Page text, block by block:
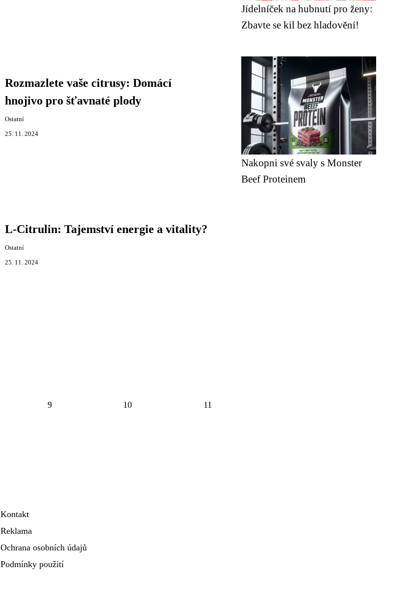
Rozmazlete vaše citrusy: Domácí
hnojivo pro šťavnaté plody
Ostatní
25. 11. 2024
L-Citrulin: Tajemství energie a vitality?
Ostatní
25. 11. 2024
9 10 11
Jídelníček na hubnutí pro ženy:
Zbavte se kil bez hladovění!
Nakopni své svaly s Monster
Beef Proteinem
Kontakt
Reklama
Ochrana osobních údajů
Podmínky použití